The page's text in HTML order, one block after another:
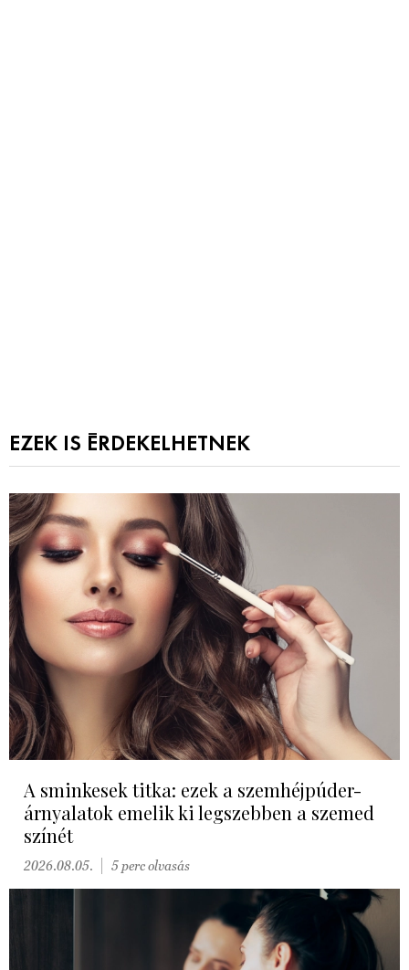
EZEK IS ÉRDEKELHETNEK
A sminkesek titka: ezek a szemhéjpúder-
árnyalatok emelik ki legszebben a szemed
színét
2026.08.05. 5 perc olvasás